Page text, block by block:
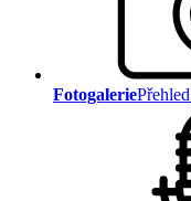
Fotogalerie